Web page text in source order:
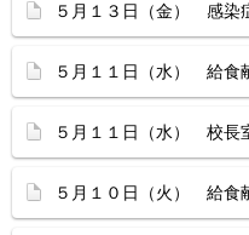
５月１３日（金） 感染
５月１１日（水） 給食
５月１１日（水） 校長
５月１０日（火） 給食